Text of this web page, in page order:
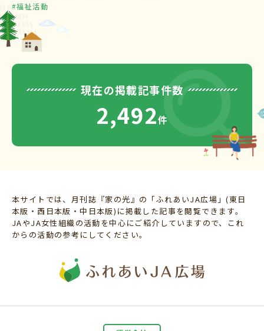
#福祉活動
現在の掲載記事件数
2,492件
本サイトでは、月刊誌『家の光』の「ふれあいJA広場」(東日
本版・西日本版・中日本版)に掲載した記事を閲覧できます。
JAやJA女性組織の活動を中心にご紹介していますので、これ
からの活動の参考にしてください。